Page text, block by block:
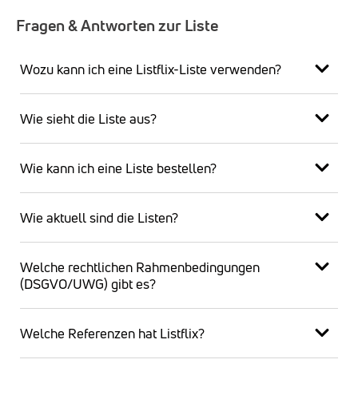
Fragen & Antworten zur Liste
Wozu kann ich eine Listflix-Liste verwenden?
Wie sieht die Liste aus?
Wie kann ich eine Liste bestellen?
Wie aktuell sind die Listen?
Welche rechtlichen Rahmenbedingungen
(DSGVO/UWG) gibt es?
Welche Referenzen hat Listflix?